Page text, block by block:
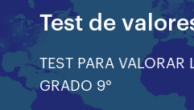
Test de
TEST PARA VALORAR
GRADO 9°